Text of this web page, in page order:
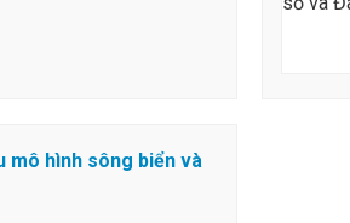
mô hình sông biển và